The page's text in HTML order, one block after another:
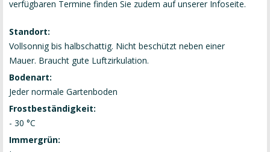
verfügbaren Termine finden Sie zudem auf unserer Infoseite.
Standort:
Vollsonnig bis halbschattig. Nicht beschützt neben einer
Mauer. Braucht gute Luftzirkulation.
Bodenart:
Jeder normale Gartenboden
Frostbeständigkeit:
- 30 °C
Immergrün: